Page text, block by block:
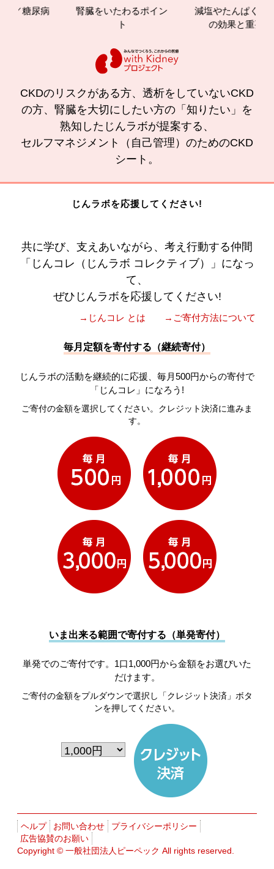
腎臓をいたわるポイン
減塩やたんぱく質管理
腎臓の
CKDのリスクがある方、透析をしていないCKD
の方、腎臓を大切にしたい方の「知りたい」を
熟知したじんラボが提案する、
セルフマネジメント（自己管理）のためのCKD
シート。
じんラボを応援してください!
共に学び、支えあいながら、考え行動する仲間
「じんコレ（じんラボ コレクティブ）」になっ
て、
ぜひじんラボを応援してください!
→じんコレ とは →ご寄付方法について
毎月定額を寄付する（継続寄付）
じんラボの活動を継続的に応援、毎月500円からの寄付で
「じんコレ」になろう!
ご寄付の金額を選択してください。クレジット決済に進みま
す。
いま出来る範囲で寄付する（単発寄付）
単発でのご寄付です。1口1,000円から金額をお選びいた
だけます。
ご寄付の金額をプルダウンで選択し「クレジット決済」ボタ
ンを押してください。
ヘルプ お問い合わせ
プライバシーポリシー
広告協賛のお願い
Copyright ©一般社団法人ピーペック All rights reserved.